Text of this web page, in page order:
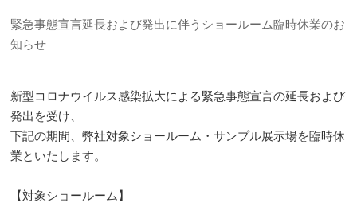
緊急事態宣言延長および発出に伴うショールーム臨時休業のお
知らせ
新型コロナウイルス感染拡大による緊急事態宣言の延長および
発出を受け、
下記の期間、弊社対象ショールーム・サンプル展示場を臨時休
業といたします。
【対象ショールーム】